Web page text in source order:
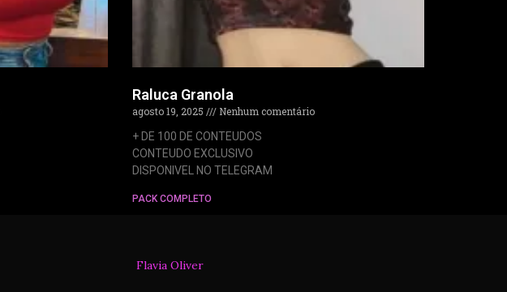
Raluca Granola
agosto 19, 2025
Nenhum comentário
+ DE 100 DE CONTEUDOS
CONTEUDO EXCLUSIVO
DISPONIVEL NO TELEGRAM
PACK COMPLETO
Flavia Oliver